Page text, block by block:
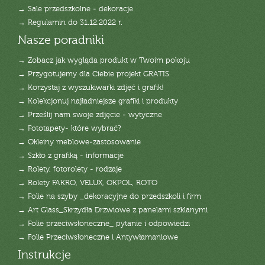
→ Sale przedszkolne - dekoracje
→ Regulamin do 31.12.2022 r.
Nasze poradniki
→ Zobacz jak wygląda produkt w Twoim pokoju
→ Przygotujemy dla Ciebie projekt GRATIS
→ Korzystaj z wyszukiwarki zdjęć i grafik!
→ Kolekcjonuj najładniejsze grafiki i produkty
→ Prześlij nam swoje zdjęcie - wytyczne
→ Fototapety- które wybrać?
→ Okleiny meblowe-zastosowanie
→ Szkło z grafiką - informacje
→ Rolety, fotorolety - rodzaje
→ Rolety FAKRO, VELUX, OKPOL, ROTO
→ Folie na szyby _dekoracyjne do przedszkoli i firm
→ Art Glass_Skrzydła Drzwiowe z panelami szklanymi
→ Folie przeciwsłoneczne_ pytanie i odpowiedzi
→ Folie Przeciwsłoneczne i Antywłamaniowe
Instrukcje